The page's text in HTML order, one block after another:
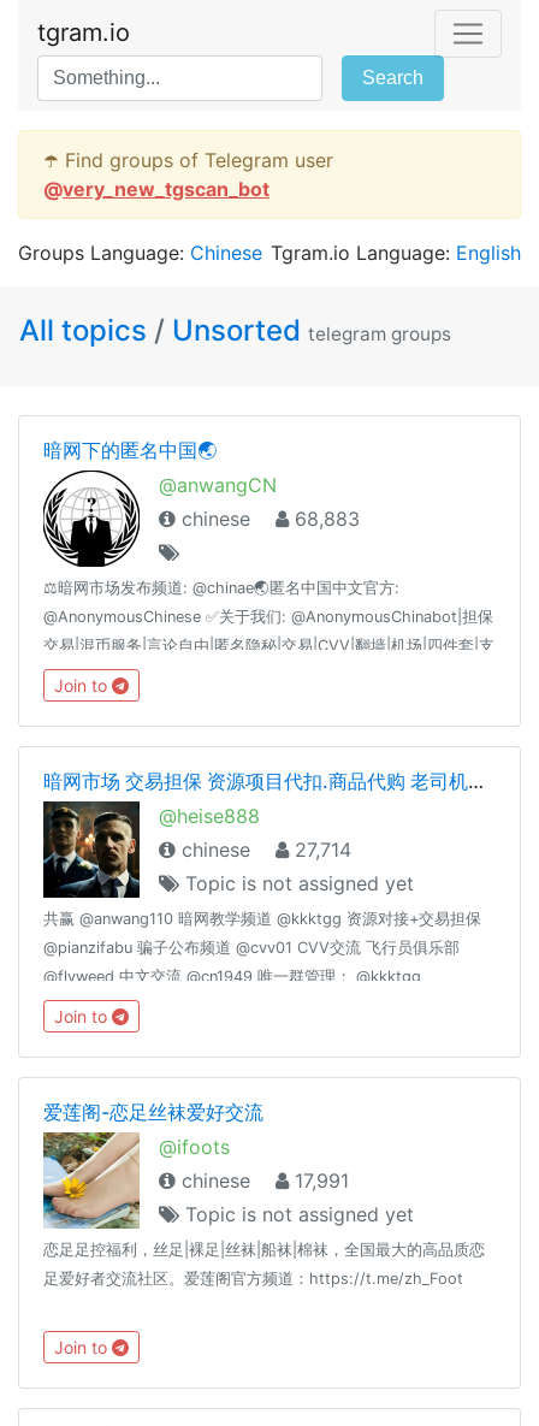
tgram.io
Search
☂️ Find groups of Telegram user
@very_new_tgscan_bot
Groups Language: Chinese Tgram.io Language: English
All topics / Unsorted telegram groups
暗网下的匿名中国🌏
@anwangCN
chinese
68,883
⚖️暗网市场发布频道: @chinae🌏匿名中国中文官方:
@AnonymousChinese ✅关于我们: @AnonymousChinabot|担保
交易|混币服务|言论自由|匿名隐秘|交易|CVV|翻墙|机场|四件套|支
付|黑产|黑色|黑客|引流|IT|支付|暗网|BC|QP|CP|菠菜|对公|四件
套|枪|中文|鉴黄|老司机|SSR|机场|微信|支付宝|比特币|BTC|ETH|
以太坊|频道|群组|偷拍|视频|国产|菲律宾|修车|资源|香港|柬埔
Join to
暗网市场 交易担保 资源项目代扣.商品代购 老司机交流 cvv.资源整合
@heise888
chinese
27,714
Topic is not assigned yet
共赢 @anwang110 暗网教学频道 @kkktgg 资源对接+交易担保
@pianzifabu 骗子公布频道 @cvv01 CVV交流 飞行员俱乐部
@flyweed 中文交流 @cn1949 唯一群管理： @kkktgg
@fucktgg
Join to
爱莲阁-恋足丝袜爱好交流
@ifoots
chinese
17,991
Topic is not assigned yet
恋足足控福利，丝足|裸足|丝袜|船袜|棉袜，全国最大的高品质恋
足爱好者交流社区。爱莲阁官方频道：https://t.me/zh_Foot
Join to